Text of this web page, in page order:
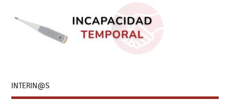
INTERIN@S